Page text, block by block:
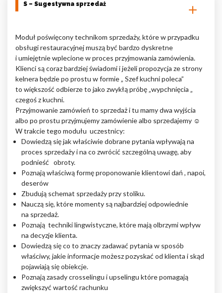
S – Sugestywna sprzedaż
Moduł poświęcony technikom sprzedaży, które w przypadku
obsługi restauracyjnej muszą być bardzo dyskretne
i umiejętnie wplecione w proces przyjmowania zamówienia.
Klienci są coraz bardziej świadomi i jeżeli propozycja ze strony
kelnera będzie po prostu w formie „ Szef kuchni poleca”
to większość odbierze to jako zwykłą próbę „wypchnięcia „
czegoś z kuchni.
Przyjmowanie zamówień to sprzedaż i tu mamy dwa wyjścia
albo po prostu przyjmujemy zamówienie albo sprzedajemy ☺
W trakcie tego modułu uczestnicy:
Dowiedzą się jak właściwie dobrane pytania wpływają na
proces sprzedaży i na co zwrócić szczególną uwagę, aby
podnieść obroty.
Poznają właściwą formę proponowanie klientowi dań , napoi,
deserów
Zbudują schemat sprzedaży przy stoliku.
Nauczą się, które momenty są najbardziej odpowiednie
na sprzedaż.
Poznają techniki lingwistyczne, które mają olbrzymi wpływ
na decyzje klienta.
Dowiedzą się co to znaczy zadawać pytania w sposób
właściwy, jakie informacje możesz pozyskać od klienta i skąd
pojawiają się obiekcje.
Poznają zasady crosselingu i upselingu które pomagają
zwiększyć wartość rachunku